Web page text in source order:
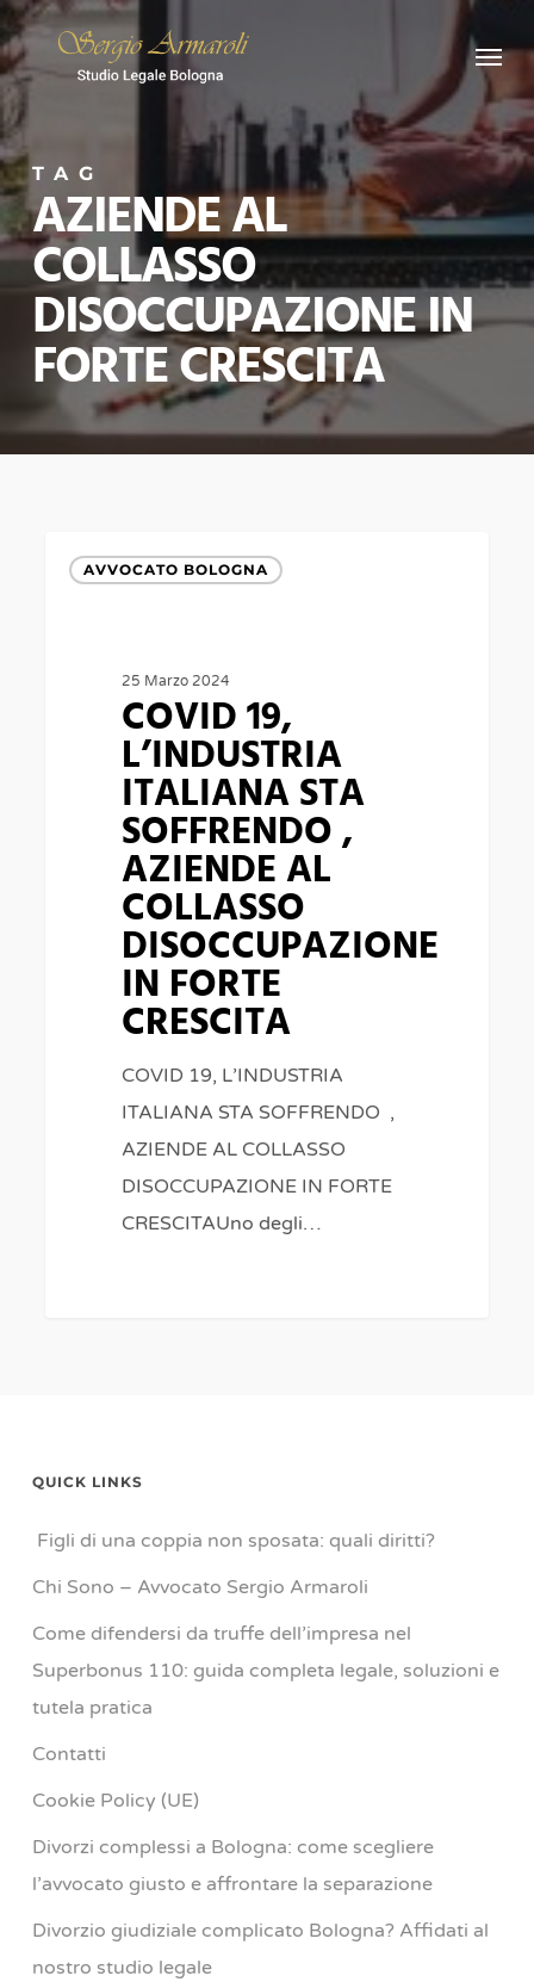
Skip
to
main
content
Menu
TAG
AZIENDE AL
COLLASSO
DISOCCUPAZIONE IN
FORTE CRESCITA
19,
SOFFRENDO
AZIENDE
COLLASSO
DISOCCUPAZIONE
CRESCITA
AVVOCATO BOLOGNA
25 Marzo 2024
COVID 19,
L’INDUSTRIA
ITALIANA STA
SOFFRENDO ,
AZIENDE AL
COLLASSO
DISOCCUPAZIONE
IN FORTE
CRESCITA
COVID 19, L’INDUSTRIA
ITALIANA STA SOFFRENDO ,
AZIENDE AL COLLASSO
DISOCCUPAZIONE IN FORTE
CRESCITAUno degli…
QUICK LINKS
Figli di una coppia non sposata: quali diritti?
Chi Sono – Avvocato Sergio Armaroli
Come difendersi da truffe dell’impresa nel
Superbonus 110: guida completa legale, soluzioni e
tutela pratica
Contatti
Cookie Policy (UE)
Divorzi complessi a Bologna: come scegliere
l’avvocato giusto e affrontare la separazione
Divorzio giudiziale complicato Bologna? Affidati al
nostro studio legale